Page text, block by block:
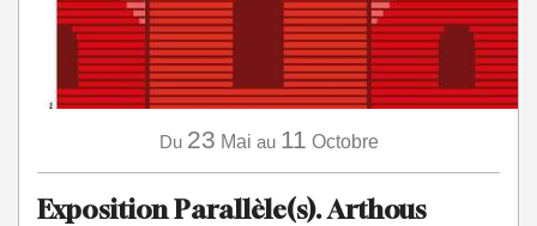
Du 23 Mai au 11 Octobre
Exposition Parallèle(s). Arthous